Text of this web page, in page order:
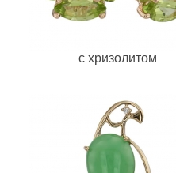
c хризолитом